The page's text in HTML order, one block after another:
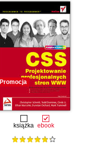
Promocja
książka ebook